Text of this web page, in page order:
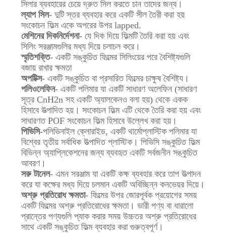
সিলার ব্যবহারের চেয়ে দ্রুত সিল করতে চান তাদের জন্য।
ল্যাপ সিল- দুটি স্তর ব্যবহার করে একটি সীল তৈরী করা হয়
সংকোচন ফিল্ম একে অপরের উপর lapped.
মেশিনের দিকনির্দেশনা- যে দিক দিয়ে ফিল্মটি তৈরি করা হয় এবং
সিলিং সরঞ্জামগুলির মধ্য দিয়ে চলাচল করে।
স্মৃতিশক্তি- একটি সঙ্কুচিত ফিল্মের সিলিংয়ের পরে বৈশিষ্ট্যগুলি
বজায় রাখার ক্ষমতা
অপটিক্স- একটি সঙ্কুচিত বা প্রসারিত ফিল্মের চাক্ষুষ বৈশিষ্ট্য।
পলিওলেফিন- একটি পলিমার যা একটি সাধারণ অলেফিন (সাধারণ
সূত্র CnH2n সহ একটি অ্যালকেনও বলা হয়) থেকে একক
হিসাবে উত্পাদিত হয়। সংকোচন ফিল্ম এটি থেকে তৈরি করা হয় এবং
সাধারণত POF সংকোচন ফিল্ম হিসাবে উল্লেখ করা হয়।
পিভিসি-পলিভিনাইল ক্লোরাইড, একটি থার্মোপ্লাস্টিক পলিমার যা
বিশ্বের তৃতীয় সর্বাধিক উত্পাদিত প্লাস্টিক। পিভিসি সঙ্কুচিত ফিল্ম
বিভিন্ন অ্যাপ্লিকেশনের জন্য ব্যবহৃত একটি সর্বজনীন সঙ্কুচিত
আবরণ।
সরু টানেল- এমন সরঞ্জাম যা একটি কক্ষ ব্যবহার করে তাপ উত্পাদন
করে যা কক্ষের মধ্য দিয়ে চলমান একটি অবিচ্ছিন্ন কনভেয়র দিয়ে।
অশ্রু প্রতিরোধ ক্ষমতা- ফিল্মের উপর জোরপূর্বক প্রয়োগের সময়
একটি ফিল্মের অশ্রু প্রতিরোধের ক্ষমতা। ভারী পণ্য বা ধারালো
প্রান্তের পণ্যগুলি প্যাক করার সময় উচ্চতর অশ্রু প্রতিরোধের
সাথে একটি সঙ্কুচিত ফিল্ম ব্যবহার করা গুরুত্বপূর্ণ।